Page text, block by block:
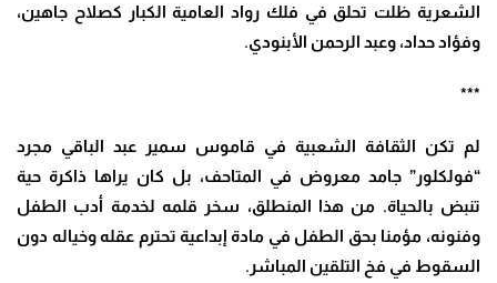
الشعرية ظلت تحلق في فلك رواد العامية الكبار كصلاح جاهين،
وفؤاد حداد، وعبد الرحمن الأبنودي.
***
لم تكن الثقافة الشعبية في قاموس سمير عبد الباقي مجرد
“فولكلور” جامد معروض في المتاحف، بل كان يراها ذاكرة حية
تنبض بالحياة. من هذا المنطلق، سخر قلمه لخدمة أدب الطفل
وفنونه، مؤمنا بحق الطفل في مادة إبداعية تحترم عقله وخياله دون
السقوط في فخ التلقين المباشر.